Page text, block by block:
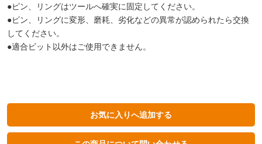
●ピン、リングはツールへ確実に固定してください。
●ピン、リングに変形、磨耗、劣化などの異常が認められたら交換
してください。
●適合ビット以外はご使用できません。